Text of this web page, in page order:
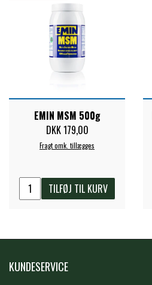
PREMIER EQUINE
PREMIER EQUINE
PREMIER
PREMIER
RACING
EMIN MSM 500g
DKK 179,00
Fragt omk. tillægges
TILFØJ TIL KURV
KUNDESERVICE